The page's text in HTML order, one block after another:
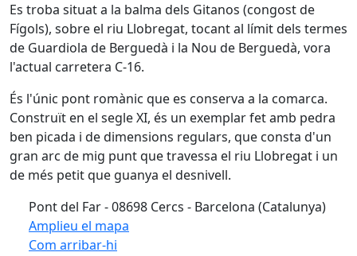
Es troba situat a la balma dels Gitanos (congost de
Fígols), sobre el riu Llobregat, tocant al límit dels termes
de Guardiola de Berguedà i la Nou de Berguedà, vora
l'actual carretera C-16.
És l'únic pont romànic que es conserva a la comarca.
Construït en el segle XI, és un exemplar fet amb pedra
ben picada i de dimensions regulars, que consta d'un
gran arc de mig punt que travessa el riu Llobregat i un
de més petit que guanya el desnivell.
Pont del Far - 08698 Cercs - Barcelona (Catalunya)
Amplieu el mapa
Com arribar-hi